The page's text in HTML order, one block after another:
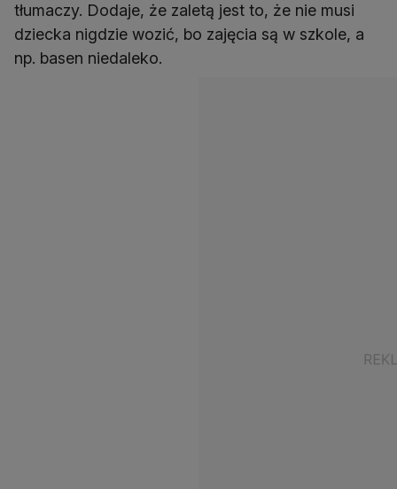
tłumaczy. Dodaje, że zaletą jest to, że nie musi
dziecka nigdzie wozić, bo zajęcia są w szkole, a
np. basen niedaleko.